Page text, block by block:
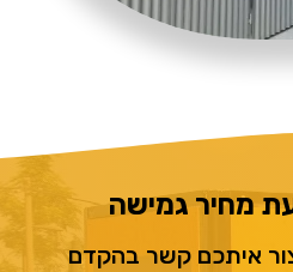
מחיר גמישה
איתכם קשר בהקדם